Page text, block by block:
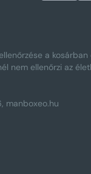
a
nem ellenőrzi az
manboxeo.hu